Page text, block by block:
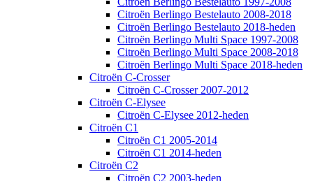
Citroën Berlingo Bestelauto 2008-2018
Citroën Berlingo Bestelauto 2018-heden
Citroën Berlingo Multi Space 1997-2008
Citroën Berlingo Multi Space 2008-2018
Citroën Berlingo Multi Space 2018-heden
Citroën C-Crosser
Citroën C-Crosser 2007-2012
Citroën C-Elysee
Citroën C-Elysee 2012-heden
Citroën C1
Citroën C1 2005-2014
Citroën C1 2014-heden
Citroën C2
Citroën C2 2003-heden